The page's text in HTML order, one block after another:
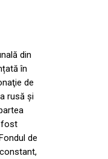
din
în
de
rusă şi
fost
de